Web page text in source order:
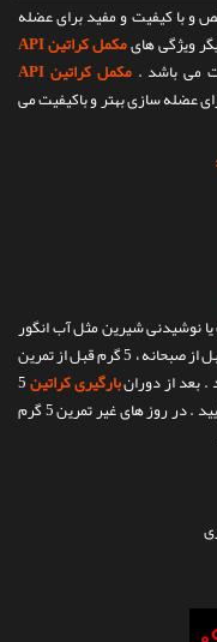
و با کیفیت و مفید برای عضله
ویژگی های
مکمل کراتین API
می باشد .مکمل کراتین API
عضله سازی بهتر و باکیفیت می
4 وعده همراه با آب یا نوشیدنی شیرین مثل آب انگور
مصرف نمایید . بهترین روش وزمان مصرف 5 گرم قبل از صبحانه ، 5 گرم قبل از تمرین
بارگیری کراتین5
گرم قبل از تمرین و 5 گرم بعد از تمرین مصرف نمایید . در روز های غیر تمرین 5 گرم